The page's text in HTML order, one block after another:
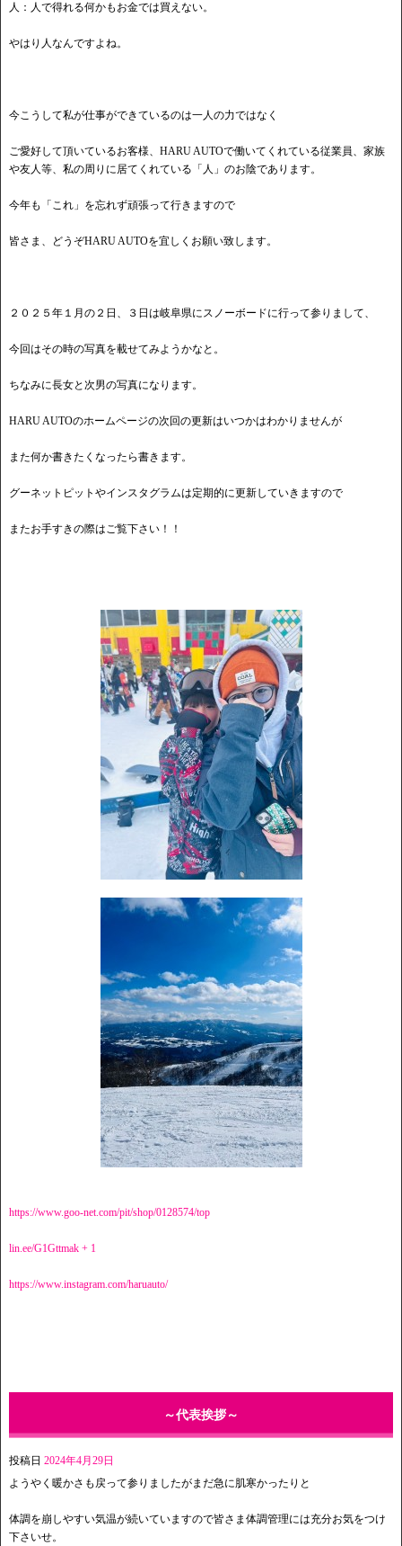
人：人で得れる何かもお金では買えない。
やはり人なんですよね。
今こうして私が仕事ができているのは一人の力ではなく
ご愛好して頂いているお客様、HARU AUTOで働いてくれている従業員、家族
や友人等、私の周りに居てくれている「人」のお陰であります。
今年も「これ」を忘れず頑張って行きますので
皆さま、どうぞHARU AUTOを宜しくお願い致します。
２０２５年１月の２日、３日は岐阜県にスノーボードに行って参りまして、
今回はその時の写真を載せてみようかなと。
ちなみに長女と次男の写真になります。
HARU AUTOのホームページの次回の更新はいつかはわかりませんが
また何か書きたくなったら書きます。
グーネットピットやインスタグラムは定期的に更新していきますので
またお手すきの際はご覧下さい！！
https://www.goo-net.com/pit/shop/0128574/top
lin.ee/G1Gttmak + 1
https://www.instagram.com/haruauto/
～代表挨拶～
投稿日 2024年4月29日
ようやく暖かさも戻って参りましたがまだ急に肌寒かったりと
体調を崩しやすい気温が続いていますので皆さま体調管理には充分お気をつけ
下さいせ。